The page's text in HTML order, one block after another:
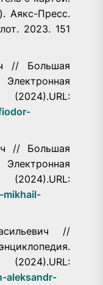
Аякс-Пресс.
2023. 151
// Большая
// Большая
//
aleksandr-